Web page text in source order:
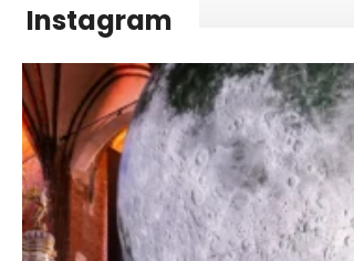
Instagram